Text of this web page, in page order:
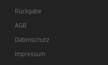
Rückgabe
AGB
Datenschutz
Impressum